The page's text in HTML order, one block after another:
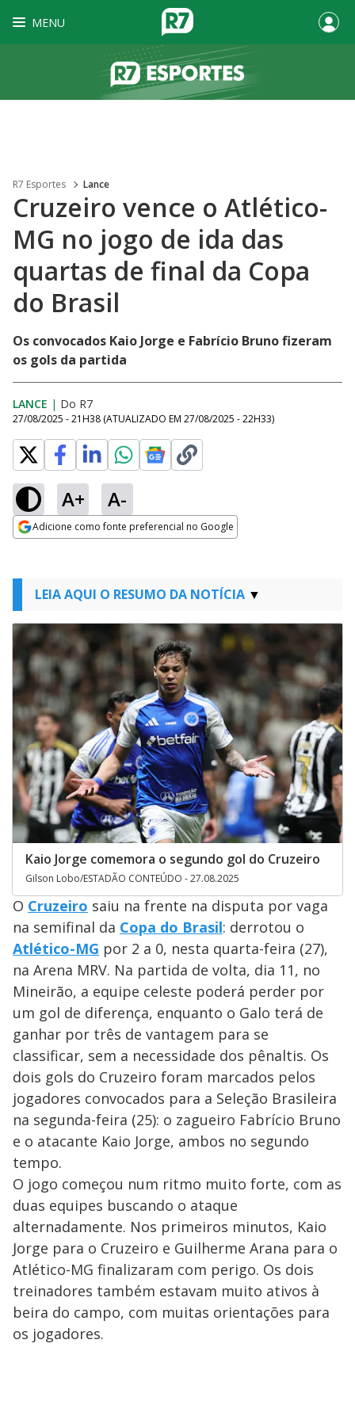
MENU
R7 Esportes Lance
Cruzeiro vence o Atlético-
MG no jogo de ida das
quartas de final da Copa
do Brasil
Os convocados Kaio Jorge e Fabrício Bruno fizeram
os gols da partida
LANCE | Do R7
27/08/2025 - 21H38 (ATUALIZADO EM 27/08/2025 - 22H33)
A+ A-
Adicione como fonte preferencial no Google
LEIA AQUI O RESUMO DA NOTÍCIA
Kaio Jorge comemora o segundo gol do Cruzeiro
Gilson Lobo/ESTADÃO CONTEÚDO - 27.08.2025
O Cruzeiro saiu na frente na disputa por vaga
na semifinal da Copa do Brasil: derrotou o
Atlético-MG por 2 a 0, nesta quarta-feira (27),
na Arena MRV. Na partida de volta, dia 11, no
Mineirão, a equipe celeste poderá perder por
um gol de diferença, enquanto o Galo terá de
ganhar por três de vantagem para se
classificar, sem a necessidade dos pênaltis. Os
dois gols do Cruzeiro foram marcados pelos
jogadores convocados para a Seleção Brasileira
na segunda-feira (25): o zagueiro Fabrício Bruno
e o atacante Kaio Jorge, ambos no segundo
tempo.
O jogo começou num ritmo muito forte, com as
duas equipes buscando o ataque
alternadamente. Nos primeiros minutos, Kaio
Jorge para o Cruzeiro e Guilherme Arana para o
Atlético-MG finalizaram com perigo. Os dois
treinadores também estavam muito ativos à
beira do campo, com muitas orientações para
os jogadores.